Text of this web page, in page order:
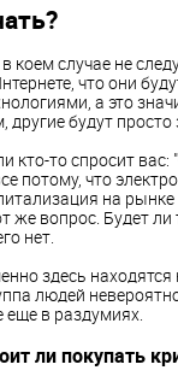
коем случае не
что они
а это
другие будут
кто-то спросит
потому, что
на
же вопрос. Будет
нет.
здесь
людей
еще в раздумиях.
ли покупать